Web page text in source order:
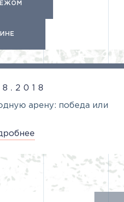
арену: победа или